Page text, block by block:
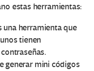
estas herramientas:
una herramienta que
tienen
generar mini códigos